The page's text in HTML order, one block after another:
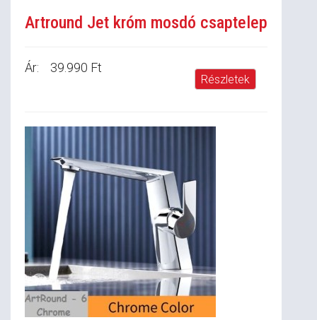
Artround Jet króm mosdó csaptelep
Ár: 39.990 Ft
Részletek